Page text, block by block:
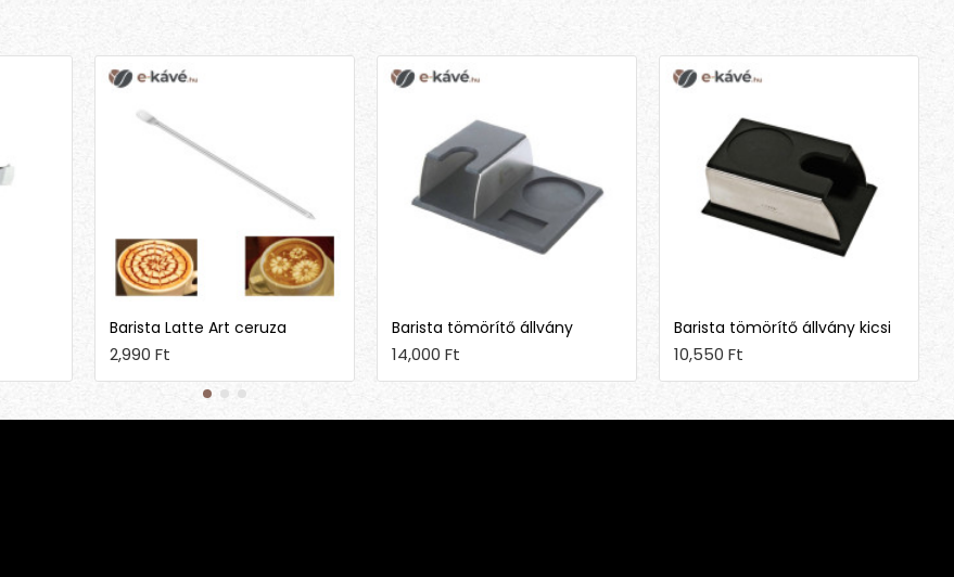
Barista Latte Art ceruza
2,990 Ft
Barista tömörítő állvány
14,000 Ft
Barista tömörítő állvány kicsi
10,550 Ft